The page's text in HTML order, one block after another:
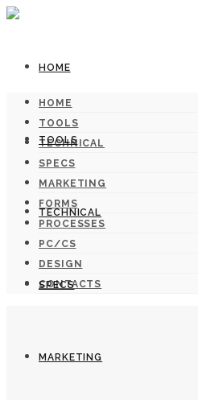
HOME
TOOLS
TECHNICAL
SPECS
MARKETING
HOME
TOOLS
TECHNICAL
SPECS
MARKETING
FORMS
PROCESSES
PC/CS
DESIGN
CONTACTS